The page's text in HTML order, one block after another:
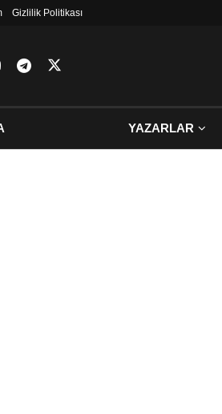
Gizlilik Politikası
YAZARLAR